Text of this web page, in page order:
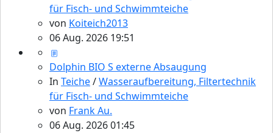
für Fisch- und Schwimmteiche
von Koiteich2013
06 Aug. 2026 19:51
Dolphin BIO S externe Absaugung
In Teiche/Wasseraufbereitung, Filtertechnik
für Fisch- und Schwimmteiche
von Frank Au.
06 Aug. 2026 01:45